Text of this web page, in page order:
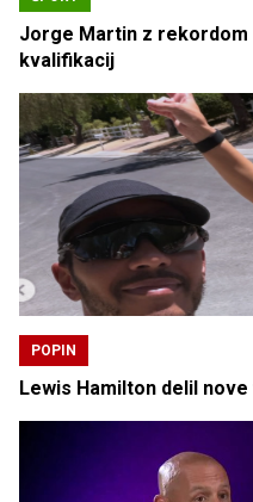
Jorge Martin z
kvalifikacij
POPIN
Lewis Hamilton delil